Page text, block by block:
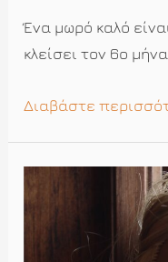
Ένα μωρό καλό
κλείσει τον 6ο
Βάφτιση!
αρχίσω;
Διαβάστε